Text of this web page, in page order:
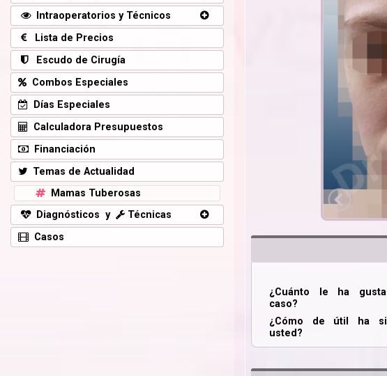
¿Cuánto le ha
caso?
¿Cómo de útil ha
usted?
Intraoperatorios y Técnicos
Lista de Precios
Escudo de Cirugía
Combos Especiales
Días Especiales
Calculadora Presupuestos
Financiación
Temas de Actualidad
Mamas Tuberosas
Diagnósticos y
Técnicas
Casos